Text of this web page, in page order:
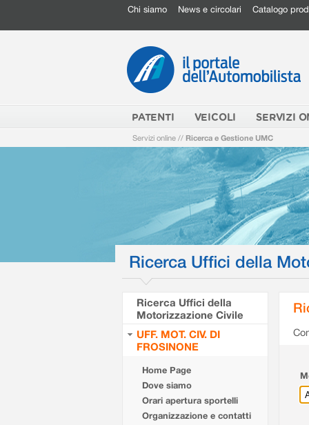
Chi siamo News e circolari Catalogo
PATENTI VEICOLI SERVIZI
Servizi online // Ricerca e Gestione UMC
Ricerca Uffici della
Ricerca Uffici della
Motorizzazione Civile
UFF. MOT. CIV. DI
FROSINONE
Home Page
Dove siamo
Orari apertura sportelli
Organizzazione e contatti